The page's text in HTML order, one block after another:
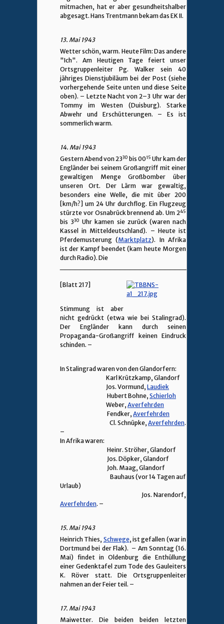
mitmachen, hat er aber gesundheitshalber
abgesagt. Hans Trentmann bekam das EK II.
13. Mai 1943
Wetter schön, warm. Heute Film: Das andere
"Ich". Am Heutigen Tage feiert unser
Ortsgruppenleiter Pg. Walker sein 40
jähriges Dienstjubiläum bei der Post (siehe
vorhergehende Seite unten und diese Seite
oben). – Letzte Nacht von 2–3 Uhr war der
Tommy im Westen (Duisburg). Starke
Abwehr und Erschütterungen. – Es ist
sommerlich warm.
14. Mai 1943
Gestern Abend von 2330 bis 0015 Uhr kam der
Engländer bei seinem Großangriff mit einer
gewaltigen Menge Großbomber über
unseren Ort. Der Lärm war gewaltig,
besonders eine Welle, die mit über 200
[km/h?] um 24 Uhr durchflog. Ein Flugzeug
stürzte vor Osnabrück brennend ab. Um 245
bis 330 Uhr kamen sie zurück (waren nach
Kassel in Mitteldeutschland). – Heute ist
Pferdemusterung (Marktplatz). In Afrika
ist der Kampf beendet (kam heute Morgen
durch Radio). Die
[Blatt 217]
Stimmung ist aber
nicht gedrückt (etwa wie bei Stalingrad).
Der Engländer kann durch seinen
Propaganda-Großangriff keinen Eindruck
schinden. –
In Stalingrad waren von den Glandorfern:
Karl Krützkamp, Glandorf
Jos. Vormund, Laudiek
Hubert Bohne, Schierloh
Weber, Averfehrden
Fendker, Averfehrden
Cl. Schnüpke, Averfehrden.
–
In Afrika waren:
Heinr. Ströher, Glandorf
Jos. Döpker, Glandorf
Joh. Maag, Glandorf
Bauhaus (vor 14 Tagen auf
Urlaub)
Jos. Narendorf,
Averfehrden. –
15. Mai 1943
Heinrich Thies, Schwege, ist gefallen (war in
Dortmund bei der Flak). – Am Sonntag (16.
Mai) findet in Oldenburg die Enthüllung
einer Gedenktafel zum Tode des Gauleiters
K. Röver statt. Die Ortsgruppenleiter
nahmen an der Feier teil. –
17. Mai 1943
Maiwetter. Die beiden beiden letzten